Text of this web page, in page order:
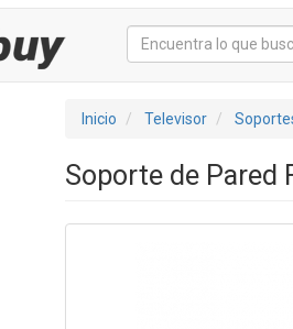
Inicio Televisor
Soporte de Pared